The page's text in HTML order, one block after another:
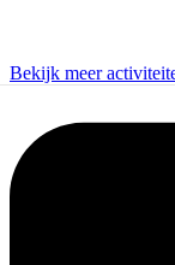
Bekijk meer